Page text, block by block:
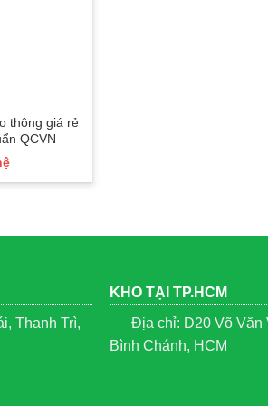
thông giá rẻ
QCVN
Thanh Trì,
KHO TẠI TP.HCM
Địa chỉ: D20 Võ Văn
Bình Chánh, HCM